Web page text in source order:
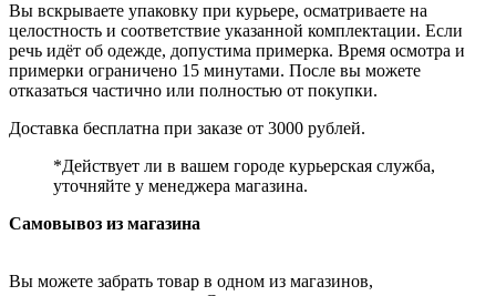
Вы вскрываете упаковку при курьере, осматриваете на
целостность и соответствие указанной комплектации. Если
речь идёт об одежде, допустима примерка. Время осмотра и
примерки ограничено 15 минутами. После вы можете
отказаться частично или полностью от покупки.
Доставка бесплатна при заказе от 3000 рублей.
*Действует ли в вашем городе курьерская служба,
уточняйте у менеджера магазина.
Самовывоз из магазина
Вы можете забрать товар в одном из магазинов,